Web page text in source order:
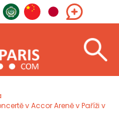
v Accor Areně v Paříži v